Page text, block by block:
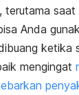
terutama saat
Anda
ketika
mengingat